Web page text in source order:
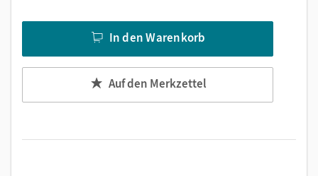
Sie möchten die E-Books auf Ihrer Lernplattform oder in
Ihrem Learning Management System (LMS) nutzen? Kein
Problem! Via LTI-Lizenz lassen sich die digitalen Ausgaben
ganz einfach in Ihr LMS integrieren. Melden Sie sich bitte bei
unseren Fachberater/-innen für die Erwachsenenbildung
untercornelsen.de/service/berater
In den Warenkorb
Auf den Merkzettel